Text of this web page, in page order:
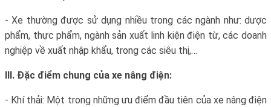
- Xe thường được sử dụng nhiều trong các ngành như: dược
phẩm, thực phẩm, ngành sản xuất linh kiện điện từ, các doanh
nghiệp về xuất nhập khẩu, trong các siêu thị,…
III. Đặc điểm chung của xe nâng điện:
- Khí thải: Một trong những ưu điểm đầu tiên của xe nâng điện